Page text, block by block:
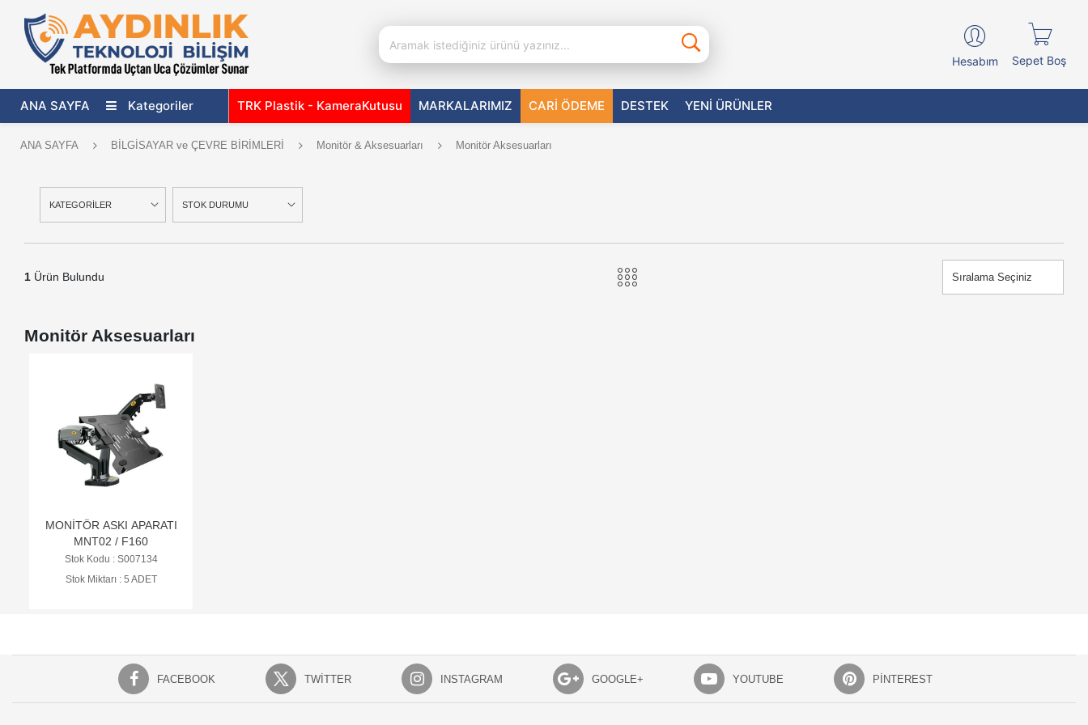
Hesabım Sepet Boş
ANA SAYFA Kategoriler TRK Plastik - KameraKutusu MARKALARIMIZ CARİ ÖDEME DESTEK YENİ ÜRÜNLER
ANA SAYFA BİLGİSAYAR ve ÇEVRE BİRİMLERİ Monitör & Aksesuarları Monitör Aksesuarları
KATEGORİLER STOK DURUMU
1 Ürün Bulundu
Monitör Aksesuarları
MONİTÖR ASKI APARATI
MNT02 / F160
Stok Kodu : S007134
Stok Miktarı : 5 ADET
FACEBOOK TWITTER INSTAGRAM GOOGLE+ YOUTUBE PINTEREST